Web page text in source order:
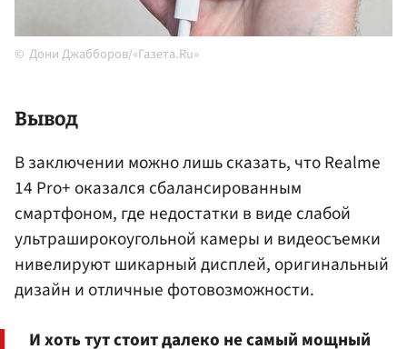
Дони Джабборов/«Газета.Ru»
Вывод
В заключении можно лишь сказать, что Realme
14 Pro+ оказался сбалансированным
смартфоном, где недостатки в виде слабой
ультраширокоугольной камеры и видеосъемки
нивелируют шикарный дисплей, оригинальный
дизайн и отличные фотовозможности.
И хоть тут стоит далеко не самый мощный